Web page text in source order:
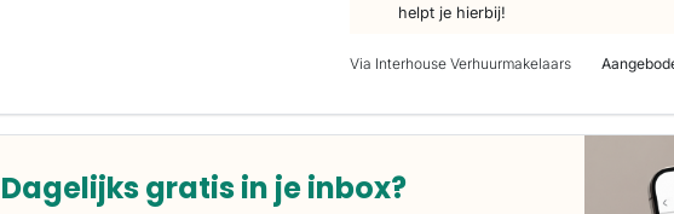
helpt je hierbij!
Via Interhouse Verhuurmakelaars
Dagelijks gratis in je inbox?